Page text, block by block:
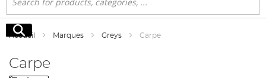
Rechercher
Rechercher
Accueil Marques Greys Carpe
Carpe